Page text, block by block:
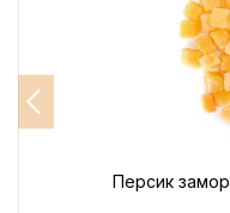
Персик